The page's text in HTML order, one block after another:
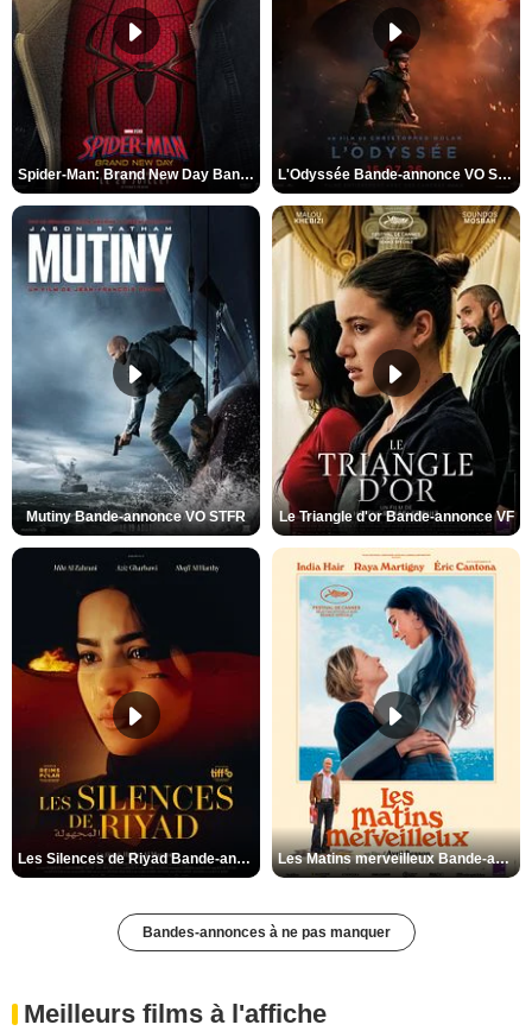
Spider-Man: Brand New Day Bande-annonce VO STFR L'Odyssée Bande-annonce VO STFR
Mutiny Bande-annonce VO STFR Le Triangle d'or Bande-annonce VF
Les Silences de Riyad Bande-annonce VO STFR Les Matins merveilleux Bande-annonce VF
Bandes-annonces à ne pas manquer
Meilleurs films à l'affiche